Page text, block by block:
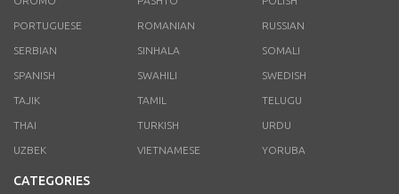
PORTUGUESE ROMANIAN RUSSIAN
SERBIAN SINHALA SOMALI
SPANISH SWAHILI SWEDISH
TAJIK TAMIL TELUGU
THAI TURKISH URDU
UZBEK VIETNAMESE YORUBA
CATEGORIES